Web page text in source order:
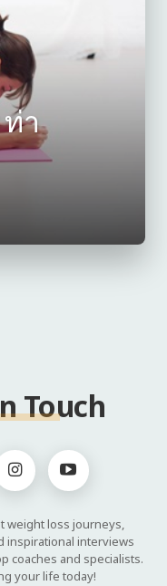
า
Touch
weight loss journeys,
inspirational interviews
coaches and specialists.
your life today!